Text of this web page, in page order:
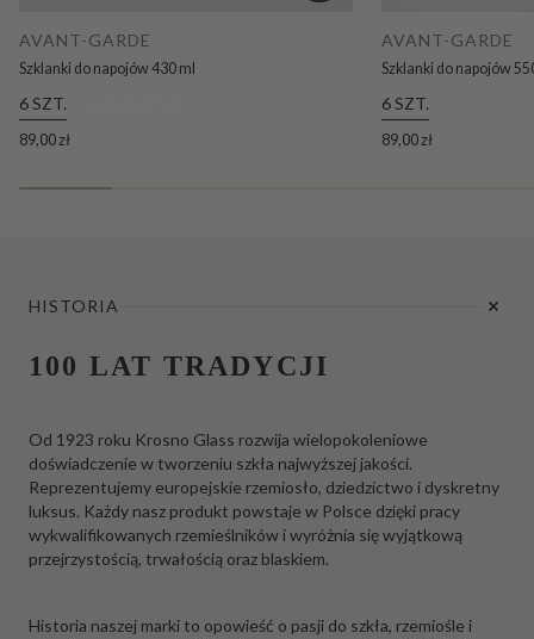
AVANT-GARDE
Szklanki do napojów 430 ml
6 SZT.
89,00 zł
AVANT-GARDE
Szklanki do napojów
6 SZT.
89,00 zł
HISTORIA
100 LAT TRADYCJI
Od 1923 roku Krosno Glass rozwija wielopokoleniowe
doświadczenie w tworzeniu szkła najwyższej jakości.
Reprezentujemy europejskie rzemiosło, dziedzictwo i dyskretny
luksus. Każdy nasz produkt powstaje w Polsce dzięki pracy
wykwalifikowanych rzemieślników i wyróżnia się wyjątkową
przejrzystością, trwałością oraz blaskiem.
Historia naszej marki to opowieść o pasji do szkła, rzemiośle i